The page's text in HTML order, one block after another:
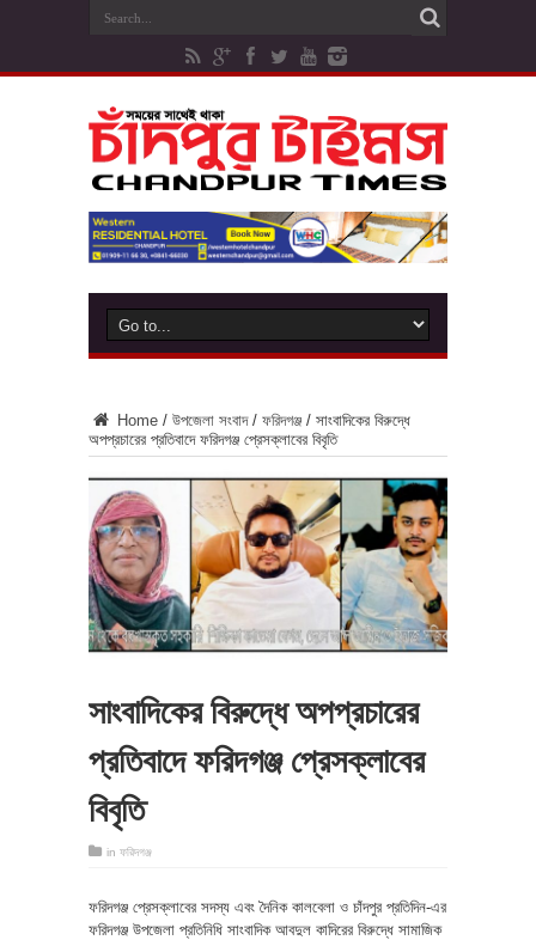
Home / উপজেলা সংবাদ / ফরিদগঞ্জ / সাংবাদিকের বিরুদ্ধে
অপপ্রচারের প্রতিবাদে ফরিদগঞ্জ প্রেসক্লাবের বিবৃতি
সাংবাদিকের বিরুদ্ধে অপপ্রচারের
প্রতিবাদে ফরিদগঞ্জ প্রেসক্লাবের
বিবৃতি
in ফরিদগঞ্জ
ফরিদগঞ্জ প্রেসক্লাবের সদস্য এবং দৈনিক কালবেলা ও চাঁদপুর প্রতিদিন-এর
ফরিদগঞ্জ উপজেলা প্রতিনিধি সাংবাদিক আবদুল কাদিরের বিরুদ্ধে সামাজিক